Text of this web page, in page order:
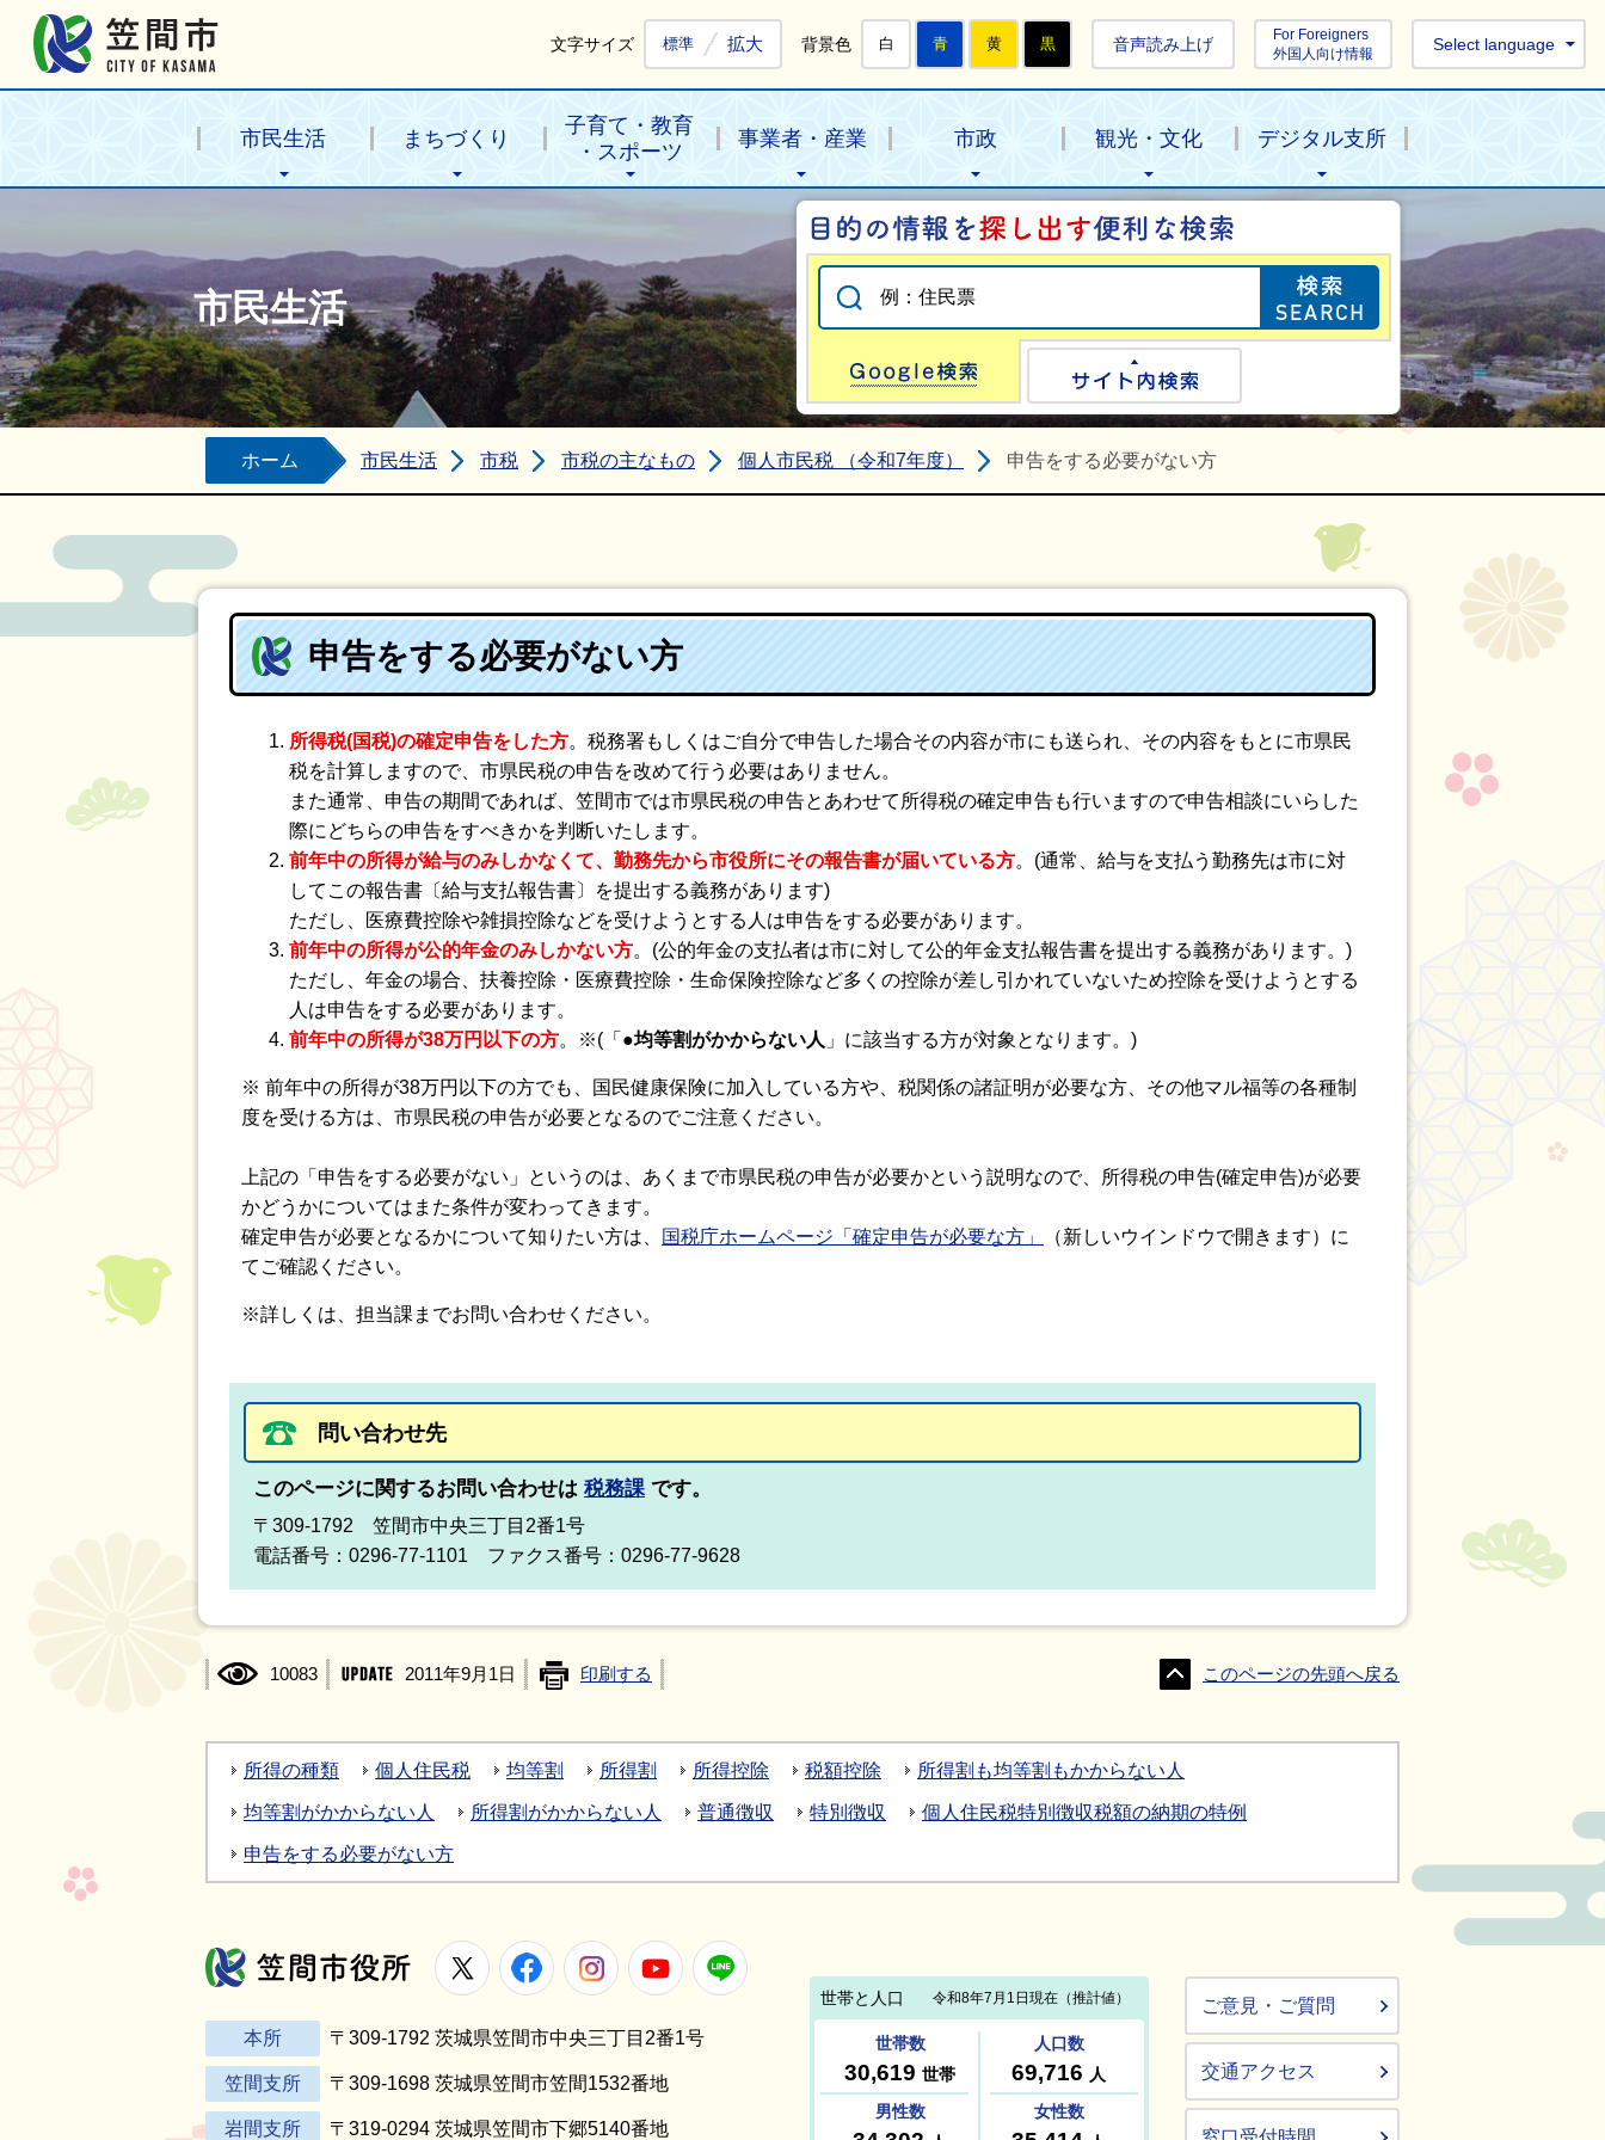
文字サイズ 標準 拡大 背景色 白 青 黄 黒 音声読み上げ
For Foreigners
外国人向け情報
Select language
市民生活 まちづくり
子育て・教育
・スポーツ
事業者・産業 市政 観光・文化 デジタル支所
市民生活
目的の情報を探
Google検索
ホーム 市民生活 市税 市税の主なもの 個人市民税 （令和7年度） 申告をする必要がない方
申告をする必要がない方
所得税(国税)の確定申告をした方。税務署もしくはご自分で申告した場合その内容が市にも送られ、その内容をもとに市県民
税を計算しますので、市県民税の申告を改めて行う必要はありません。
また通常、申告の期間であれば、笠間市では市県民税の申告とあわせて所得税の確定申告も行いますので申告相談にいらした
際にどちらの申告をすべきかを判断いたします。
前年中の所得が給与のみしかなくて、勤務先から市役所にその報告書が届いている方。(通常、給与を支払う勤務先は市に対
してこの報告書〔給与支払報告書〕を提出する義務があります)
ただし、医療費控除や雑損控除などを受けようとする人は申告をする必要があります。
前年中の所得が公的年金のみしかない方。(公的年金の支払者は市に対して公的年金支払報告書を提出する義務があります。)
ただし、年金の場合、扶養控除・医療費控除・生命保険控除など多くの控除が差し引かれていないため控除を受けようとする
人は申告をする必要があります。
前年中の所得が38万円以下の方。※(「●均等割がかからない人 」に該当する方が対象となります。)
※ 前年中の所得が38万円以下の方でも、国民健康保険に加入している方や、税関係の諸証明が必要な方、その他マル福等の各種制
度を受ける方は、市県民税の申告が必要となるのでご注意ください。
上記の「申告をする必要がない」というのは、あくまで市県民税の申告が必要かという説明なので、所得税の申告(確定申告)が必要
かどうかについてはまた条件が変わってきます。
確定申告が必要となるかについて知りたい方は、
国税庁ホームページ「確定申告が必要な方」
（新しいウインドウで開きます）に
てご確認ください。
※詳しくは、担当課までお問い合わせください。
問い合わせ先
このページに関するお問い合わせは 税務課 です。
〒309-1792 笠間市中央三丁目2番1号
電話番号：0296-77-1101 ファクス番号：0296-77-9628
10083 2011年9月1日 印刷する このページの先頭へ戻る
所得の種類 個人住民税 均等割 所得割 所得控除 税額控除 所得割も均等割もかからない人
均等割がかからない人 所得割がかからない人 普通徴収 特別徴収 個人住民税特別徴収税額の納期の特例
申告をする必要がない方
笠間市役所
X FacebookInstagramYoutube
本所 〒309-1792 茨城県笠間市中央三丁目2番1号
笠間支所 〒309-1698 茨城県笠間市笠間1532番地
岩間支所 〒319-0294 茨城県笠間市下郷5140番地
ご意見・ご質問
交通アクセス